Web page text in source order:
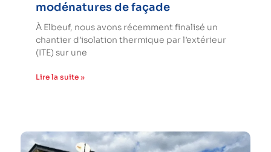
modénatures de façade
À Elbeuf, nous avons récemment finalisé un
chantier d’isolation thermique par l’extérieur
(ITE) sur une
Lire la suite »